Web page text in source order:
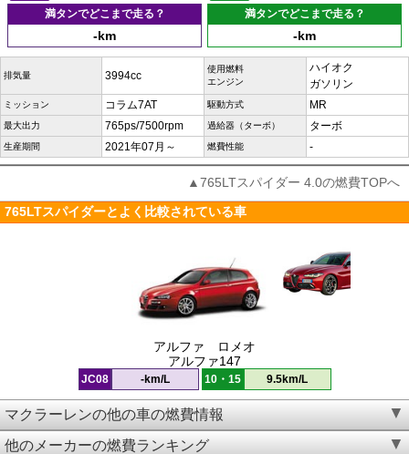
満タンでどこまで走る？
-km
満タンでどこまで走る？
-km
排気量 3994cc
使用燃料
エンジン
ハイオク
ガソリン
ミッション コラム7AT 駆動方式 MR
最大出力 765ps/7500rpm 過給器（ターボ） ターボ
生産期間 2021年07月～ 燃費性能 -
▲765LTスパイダー 4.0の燃費TOPへ
765LTスパイダーとよく比較されている車
アルファ ロメオ
アルファ147
JC08 -km/L 10・15 9.5km/L
マクラーレンの他の車の燃費情報
他のメーカーの燃費ランキング